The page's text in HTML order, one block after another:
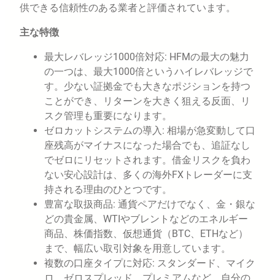
供できる信頼性のある業者と評価されています。
主な特徴
最大レバレッジ1000倍対応: HFMの最大の魅力
の一つは、最大1000倍というハイレバレッジで
す。少ない証拠金でも大きなポジションを持つ
ことができ、リターンを大きく狙える反面、リ
スク管理も重要になります。
ゼロカットシステムの導入: 相場が急変動して口
座残高がマイナスになった場合でも、追証なし
でゼロにリセットされます。借金リスクを負わ
ない安心設計は、多くの海外FXトレーダーに支
持される理由のひとつです。
豊富な取扱商品: 通貨ペアだけでなく、金・銀な
どの貴金属、WTIやブレントなどのエネルギー
商品、株価指数、仮想通貨（BTC、ETHなど）
まで、幅広い取引対象を用意しています。
複数の口座タイプに対応: スタンダード、マイク